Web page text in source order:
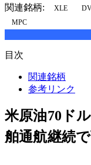
関連銘柄:
XLE
MPC
目次
関連銘柄
参考リンク
米原油70ド
舶通航継続